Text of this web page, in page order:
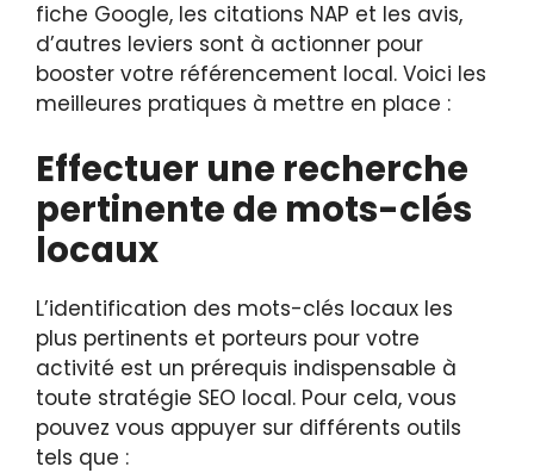
fiche Google, les citations NAP et les avis,
d’autres leviers sont à actionner pour
booster votre référencement local. Voici les
meilleures pratiques à mettre en place :
Effectuer une recherche
pertinente de mots-clés
locaux
L’identification des mots-clés locaux les
plus pertinents et porteurs pour votre
activité est un prérequis indispensable à
toute stratégie SEO local. Pour cela, vous
pouvez vous appuyer sur différents outils
tels que :